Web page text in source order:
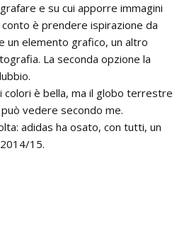
e su cui apporre immagini
è prendere ispirazione da
un elemento grafico, un altro
La seconda opzione la
colori è bella, ma il globo terrestre
vedere secondo me.
adidas ha osato, con tutti, un
15.